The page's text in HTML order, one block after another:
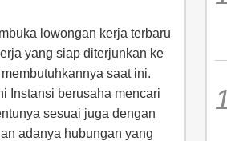
lowongan kerja terbaru
yang siap diterjunkan ke
saat ini.
Instansi berusaha mencari
sesuai juga dengan
adanya hubungan yang